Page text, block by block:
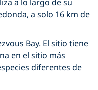
a lo largo de su
a solo 16 km de
Bay. El sitio tiene
en el sitio más
diferentes de